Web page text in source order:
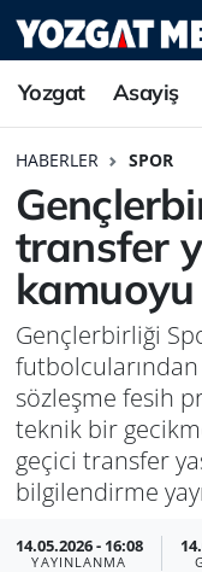
Yozgat Asayiş
HABERLER SPOR
transfer
kamuoyu
Gençlerbirliği
sözleşme fesih
teknik bir
geçici transfer
bilgilendirme
14.05.2026 - 16:08
YAYINLANMA